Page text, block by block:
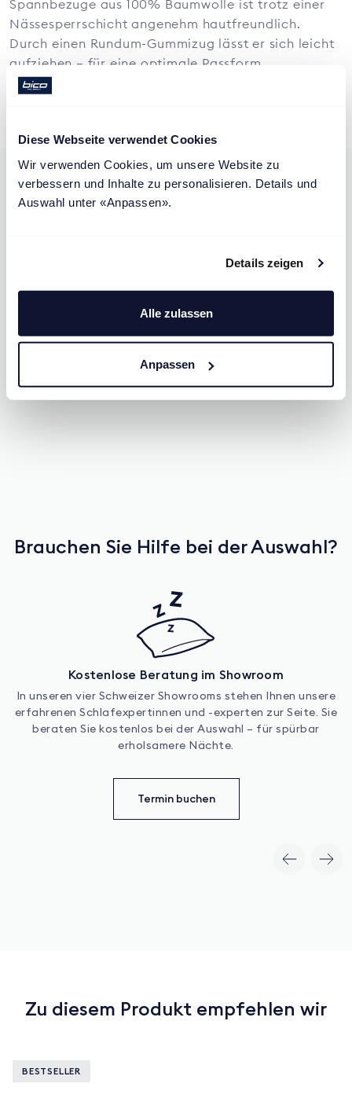
Diese Webseite verwendet Cookies
Wir verwenden Cookies, um unsere Website zu
verbessern und Inhalte zu personalisieren. Details und
Auswahl unter «Anpassen».
Details zeigen
Alle zulassen
Anpassen
Spannbezuge aus 100% Baumwolle ist trotz einer
Nässesperrschicht angenehm hautfreundlich.
Durch einen Rundum-Gummizug lässt er sich leicht
aufziehen – für eine optimale Passform.
Brauchen Sie Hilfe bei der Auswahl?
Kostenlose Beratung im Showroom
In unseren vier Schweizer Showrooms stehen Ihnen unsere
erfahrenen Schlafexpertinnen und -experten zur Seite. Sie
beraten Sie kostenlos bei der Auswahl – für spürbar
erholsamere Nächte.
Termin buchen
Zu diesem Produkt empfehlen wir
BESTSELLER